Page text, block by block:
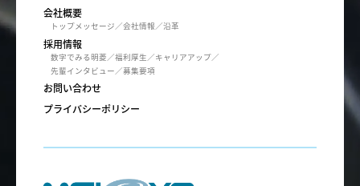
会社概要
トップメッセージ 会社情報 沿革
採用情報
数字でみる明菱 福利厚生
キャリアアップ
先輩インタビュー
募集要項
お問い合わせ
プライバシーポリシー